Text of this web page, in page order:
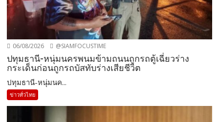
06/08/2026 @SIAMFOCUSTIME
ปทุมธานี-หนุ่มนครพนมข้ามถนนถูกรถตู้เฉี่ยวร่าง
กระเด็นก่อนถูกรถบัสทับร่างเสียชีวิต
ปทุมธานี-หนุ่มนค...
ข่าวทั่วไทย